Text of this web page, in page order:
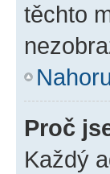
těchto
Proč
Každý